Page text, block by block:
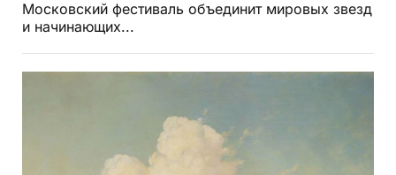
Московский фестиваль объединит мировых звезд
и начинающих...